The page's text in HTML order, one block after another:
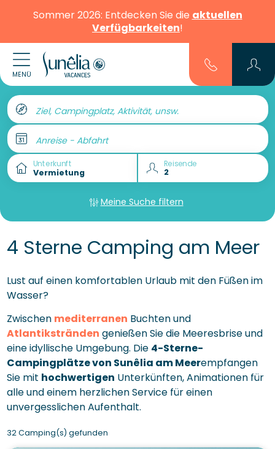
Sommer 2026: Entdecken Sie die aktuellen
Verfügbarkeiten!
MENÜ
Ziel, Campingplatz, Aktivität, unsw.
Anreise - Abfahrt
Unterkunft Reisende
Meine Suche filtern
4 Sterne Camping am Meer
Lust auf einen komfortablen Urlaub mit den Füßen im
Wasser?
Zwischen mediterranen Buchten und
Atlantikstränden genießen Sie die Meeresbrise und
eine idyllische Umgebung. Die 4-Sterne-
Campingplätze von Sunêlia am Meerempfangen
Sie mit hochwertigen Unterkünften, Animationen für
alle und einem herzlichen Service für einen
unvergesslichen Aufenthalt.
32 Camping(s) gefunden